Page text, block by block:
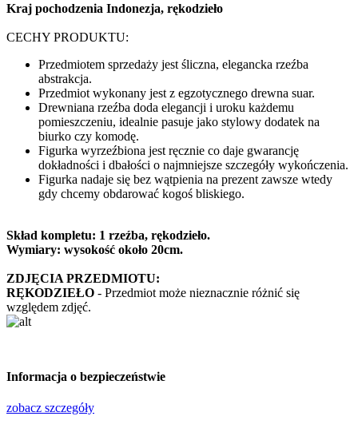
Kraj pochodzenia Indonezja, rękodzieło
CECHY PRODUKTU:
Przedmiotem sprzedaży jest śliczna, elegancka rzeźba
abstrakcja.
Przedmiot wykonany jest z egzotycznego drewna suar.
Drewniana rzeźba doda elegancji i uroku każdemu
pomieszczeniu, idealnie pasuje jako stylowy dodatek na
biurko czy komodę.
Figurka wyrzeźbiona jest ręcznie co daje gwarancję
dokładności i dbałości o najmniejsze szczegóły wykończenia.
Figurka nadaje się bez wątpienia na prezent zawsze wtedy
gdy chcemy obdarować kogoś bliskiego.
Skład kompletu: 1 rzeźba, rękodzieło.
Wymiary: wysokość około 20cm.
ZDJĘCIA PRZEDMIOTU:
RĘKODZIEŁO - Przedmiot może nieznacznie różnić się
względem zdjęć.
Informacja o bezpieczeństwie
zobacz szczegóły